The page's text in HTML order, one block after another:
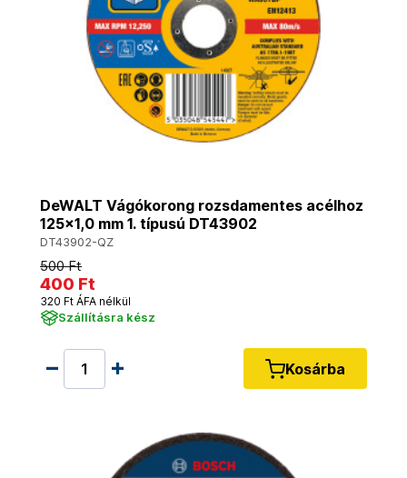
DeWALT Vágókorong rozsdamentes acélhoz
125x1,0 mm 1. típusú DT43902
DT43902-QZ
500 Ft
400 Ft
320 Ft ÁFA nélkül
Szállításra kész
Kosárba